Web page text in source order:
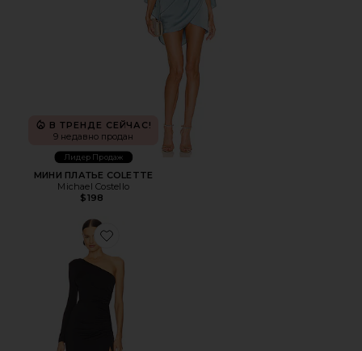
В ТРЕНДЕ СЕЙЧАС!
9 недавно продан
Лидер Продаж
МИНИ ПЛАТЬЕ COLETTE
Michael Costello
$198
Favorite ПЛАТЬЕ GILLY